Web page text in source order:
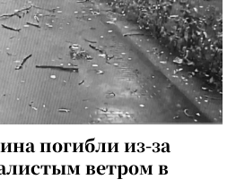
погибли из-за
ветром в